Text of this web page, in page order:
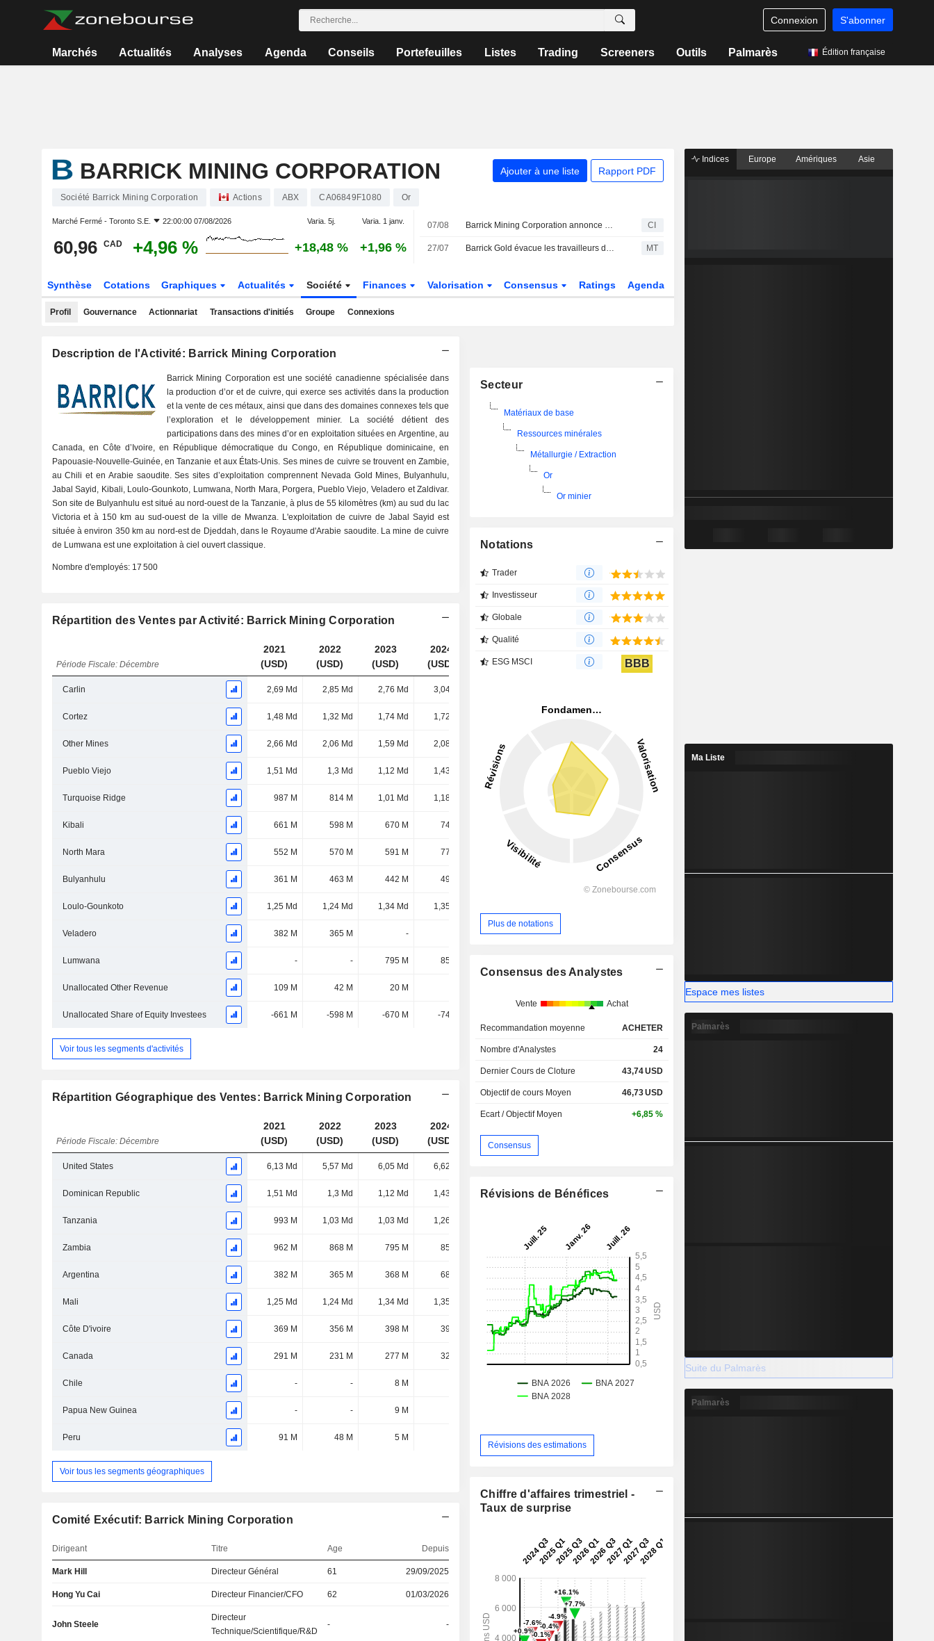
Connexion S'abonner
Marchés Actualités Analyses Agenda Conseils Portefeuilles Listes Trading Screeners Outils Palmarès Édition française
BARRICK MINING CORPORATION Ajouter à une liste Rapport PDF
Société Barrick Mining Corporation Actions ABX CA06849F1080 Or
Marché Fermé - Toronto S.E. 22:00:00 07/08/2026 Varia. 5j. Varia. 1 janv.
60,96 CAD +4,96 % +18,48 % +1,96 %
07/08 Barrick Mining Corporation annonce des nominations au sein de sa direction CI
27/07 Barrick Gold évacue les travailleurs du camp de Barriales au Chili après de violentes tempêtes MT
Synthèse Cotations Graphiques Actualités Société Finances Valorisation Consensus Ratings Agenda
Profil Gouvernance Actionnariat Transactions d'initiés Groupe Connexions
Description de l'Activité: Barrick Mining Corporation
Barrick Mining Corporation est une société canadienne spécialisée dans
la production d’or et de cuivre, qui exerce ses activités dans la production
et la vente de ces métaux, ainsi que dans des domaines connexes tels que
l’exploration et le développement minier. La société détient des
participations dans des mines d’or en exploitation situées en Argentine, au
Canada, en Côte d’Ivoire, en République démocratique du Congo, en République dominicaine, en
Papouasie-Nouvelle-Guinée, en Tanzanie et aux États-Unis. Ses mines de cuivre se trouvent en Zambie,
au Chili et en Arabie saoudite. Ses sites d’exploitation comprennent Nevada Gold Mines, Bulyanhulu,
Jabal Sayid, Kibali, Loulo-Gounkoto, Lumwana, North Mara, Porgera, Pueblo Viejo, Veladero et Zaldivar.
Son site de Bulyanhulu est situé au nord-ouest de la Tanzanie, à plus de 55 kilomètres (km) au sud du lac
Victoria et à 150 km au sud-ouest de la ville de Mwanza. L'exploitation de cuivre de Jabal Sayid est
située à environ 350 km au nord-est de Djeddah, dans le Royaume d'Arabie saoudite. La mine de cuivre
de Lumwana est une exploitation à ciel ouvert classique.
Nombre d'employés: 17 500
Répartition des Ventes par Activité: Barrick Mining Corporation
Période Fiscale: Décembre
2021
(USD)
2022
(USD)
2023
(USD)
2024
(USD)
(USD)
Carlin 2,69 Md 2,85 Md 2,76 Md 3,04 Md
Cortez 1,48 Md 1,32 Md 1,74 Md 1,72 Md
Other Mines 2,66 Md 2,06 Md 1,59 Md 2,08 Md 2,39 Md
Pueblo Viejo 1,51 Md 1,3 Md 1,12 Md 1,43 Md 2,3 Md
Turquoise Ridge 987 M 814 M 1,01 Md 1,18 Md
Kibali 661 M 598 M 670 M 743 M
North Mara 552 M 570 M 591 M 770 M 1,02 Md
Bulyanhulu 361 M 463 M 442 M 495 M
Loulo-Gounkoto 1,25 Md 1,24 Md 1,34 Md 1,35 Md
Veladero 382 M 365 M - -
Lumwana - - 795 M 855 M
Unallocated Other Revenue 109 M 42 M 20 M
Unallocated Share of Equity Investees -661 M -598 M -670 M -743 M
Voir tous les segments d'activités
Répartition Géographique des Ventes: Barrick Mining Corporation
Période Fiscale: Décembre
2021
(USD)
2022
(USD)
2023
(USD)
2024
(USD)
(USD)
United States 6,13 Md 5,57 Md 6,05 Md 6,62 Md
Dominican Republic 1,51 Md 1,3 Md 1,12 Md 1,43 Md 2,3 Md
Tanzania 993 M 1,03 Md 1,03 Md 1,26 Md
Zambia 962 M 868 M 795 M 855 M
Argentina 382 M 365 M 368 M 683 M
Mali 1,25 Md 1,24 Md 1,34 Md 1,35 Md 505 M
Côte D'ivoire 369 M 356 M 398 M 399 M 406 M
Canada 291 M 231 M 277 M 320 M 302 M
Chile - - 8 M 9 M
Papua New Guinea - - 9 M
Peru 91 M 48 M 5 M -
Voir tous les segments géographiques
Comité Exécutif: Barrick Mining Corporation
Dirigeant Titre Age Depuis
Mark Hill Directeur Général 61 29/09/2025
Hong Yu Cai Directeur Financier/CFO 62 01/03/2026
John Steele
Directeur
Technique/Scientifique/R&D
- -
Secteur
Matériaux de base
Ressources minérales
Métallurgie / Extraction
Or
Or minier
Notations
Trader
Investisseur
Globale
Qualité
ESG MSCI BBB
Plus de notations
Consensus des Analystes
Vente Achat
Recommandation moyenne ACHETER
Nombre d'Analystes 24
Dernier Cours de Cloture 43,74USD
Objectif de cours Moyen 46,73USD
Ecart / Objectif Moyen +6,85 %
Consensus
Révisions de Bénéfices
Révisions des estimations
Chiffre d'affaires trimestriel -
Taux de surprise
Indices Europe Amériques Asie
Ma Liste
Espace mes listes
Palmarès
Suite du Palmarès
Palmarès